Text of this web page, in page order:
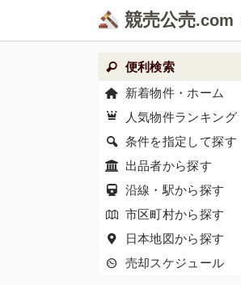
競売公売
便利検索
新着物件・ホーム
人気物件ランキング
条件を指定して探す
出品者から探す
沿線・駅から探す
市区町村から探す
日本地図から探す
売却スケジュール